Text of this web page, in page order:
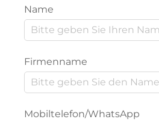
Name
Firmenname
Mobiltelefon/WhatsApp